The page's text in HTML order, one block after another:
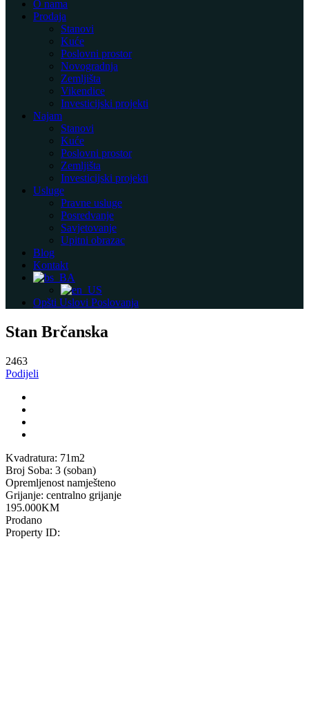
O nama
Prodaja
Stanovi
Kuće
Poslovni prostor
Novogradnja
Zemljišta
Vikendice
Investicijski projekti
Najam
Stanovi
Kuće
Poslovni prostor
Zemljišta
Investicijski projekti
Usluge
Pravne usluge
Posredvanje
Savjetovanje
Upitni obrazac
Blog
Kontakt
Opšti Uslovi Poslovanja
Stan Brčanska
2463
Podijeli
Kvadratura: 71m2
Broj Soba: 3 (soban)
Opremljenost namješteno
Grijanje: centralno grijanje
195.000KM
Prodano
Property ID: